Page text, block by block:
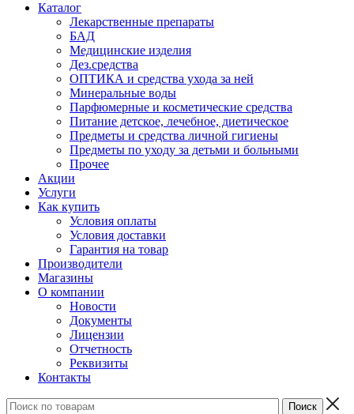
Каталог
Лекарственные препараты
БАД
Медицинские изделия
Дез.средства
ОПТИКА и средства ухода за ней
Минеральные воды
Парфюмерные и косметические средства
Питание детское, лечебное, диетическое
Предметы и средства личной гигиены
Предметы по уходу за детьми и больными
Прочее
Акции
Услуги
Как купить
Условия оплаты
Условия доставки
Гарантия на товар
Производители
Магазины
О компании
Новости
Документы
Лицензии
Отчетность
Реквизиты
Контакты